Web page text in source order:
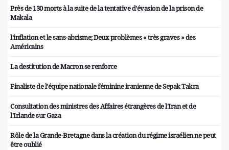
Près de 130 morts à la suite de la tentative d'évasion de la prison de
Makala
l'inflation et le sans-abrisme; Deux problèmes « très graves » des
Américains
La destitution de Macron se renforce
Finaliste de l'équipe nationale féminine iranienne de Sepak Takra
Consultation des ministres des Affaires étrangères de l'Iran et de
l'Irlande sur Gaza
Rôle de la Grande-Bretagne dans la création du régime israélien ne peut
être oublié